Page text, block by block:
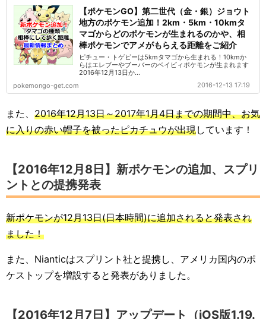
【ポケモンGO】第二世代（金・銀）ジョウト
地方のポケモン追加！2km・5km・10kmタ
マゴからどのポケモンが生まれるのかや、相
棒ポケモンでアメがもらえる距離をご紹介
ピチュー・トゲピーは5kmタマゴから生まれる！10kmか
らはエレブーやブーバーのベイビィポケモンが生まれます
2016年12月13日か...
pokemongo-get.com
2016-12-13 17:19
また、 2016年12月13日～2017年1月4日までの期間中、お気
に入りの赤い帽子を被ったピカチュウが出現しています！
【2016年12月8日】新ポケモンの追加、スプリ
ントとの提携発表
新ポケモンが12月13日(日本時間)に追加されると発表され
ました！
また、Nianticはスプリント社と提携し、アメリカ国内のポ
ケストップを増設すると発表がありました。
【2016年12月7日】アップデート（iOS版1.19.